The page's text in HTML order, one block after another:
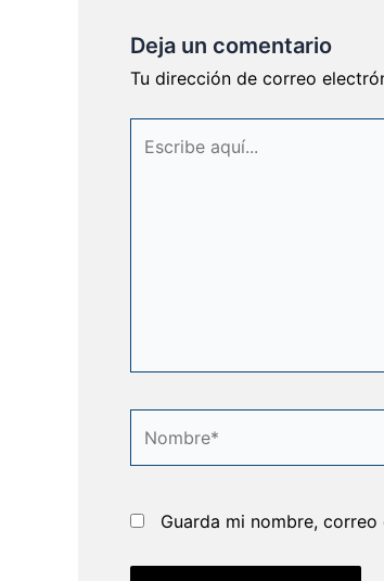
Deja un comentario
Tu dirección de correo
aquí...
Guarda mi nombre,